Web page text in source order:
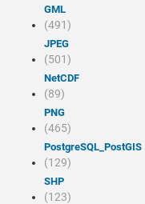
GML
(491)
JPEG
(501)
NetCDF
(89)
PNG
(465)
PostgreSQL_PostGIS
(129)
SHP
(123)